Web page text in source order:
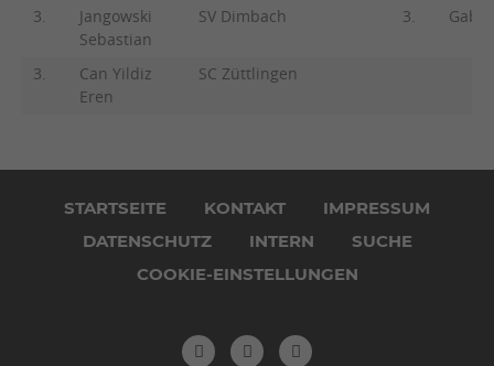
3.
Jangowski
Sebastian
SV Dimbach 3.
3.
Can Yildiz
Eren
SC Züttlingen
überspringen
STARTSEITE KONTAKT
IMPRESSUM
DATENSCHUTZ
INTERN
SUCHE
COOKIE-EINSTELLUNGEN